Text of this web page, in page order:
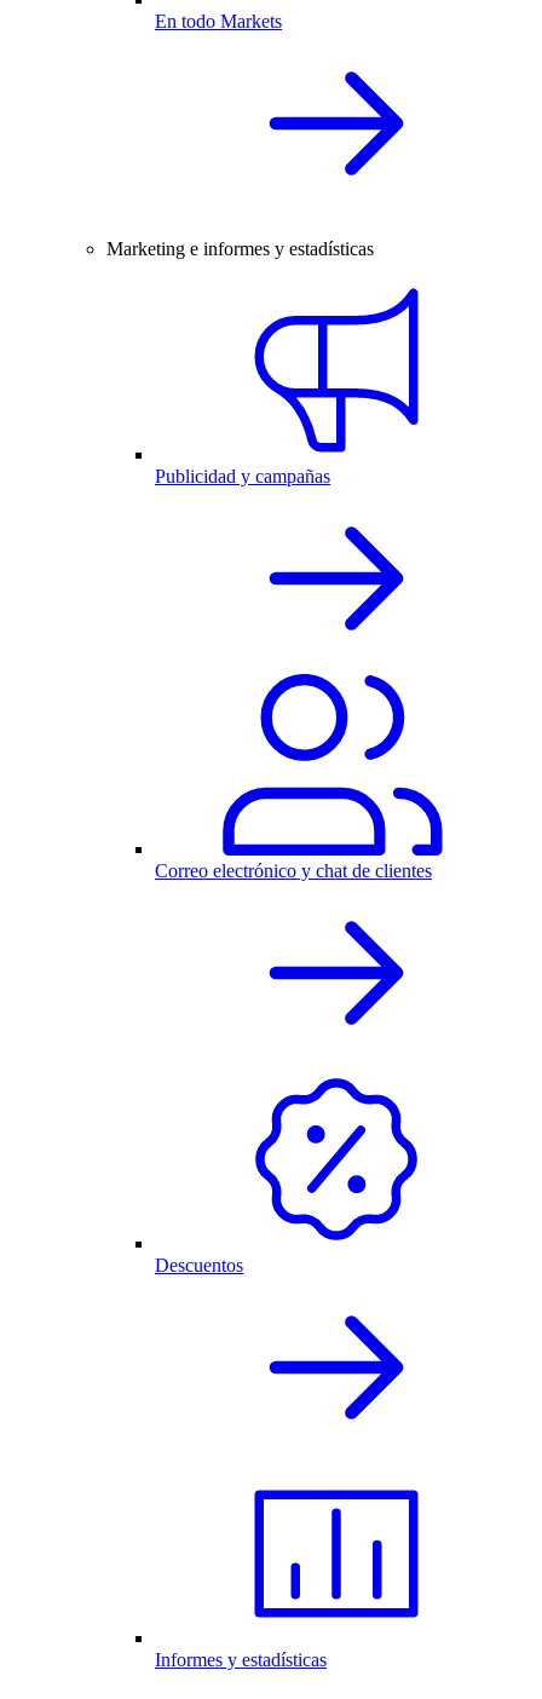
En todo Markets
Marketing e informes y estadísticas
Publicidad y campañas
Correo electrónico y chat de clientes
Descuentos
Informes y estadísticas